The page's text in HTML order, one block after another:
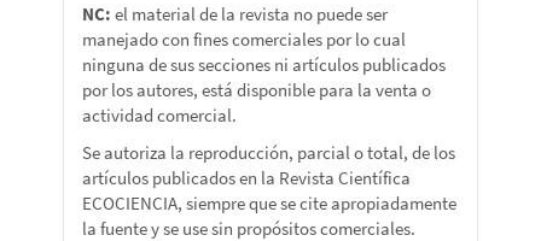
NC: el material de la revista no puede ser
manejado con fines comerciales por lo cual
ninguna de sus secciones ni artículos publicados
por los autores, está disponible para la venta o
actividad comercial.
Se autoriza la reproducción, parcial o total, de los
artículos publicados en la Revista Científica
ECOCIENCIA, siempre que se cite apropiadamente
la fuente y se use sin propósitos comerciales.